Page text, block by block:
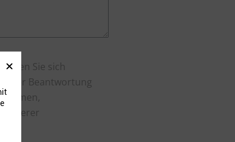
Sie sich
der Beantwortung
unserer